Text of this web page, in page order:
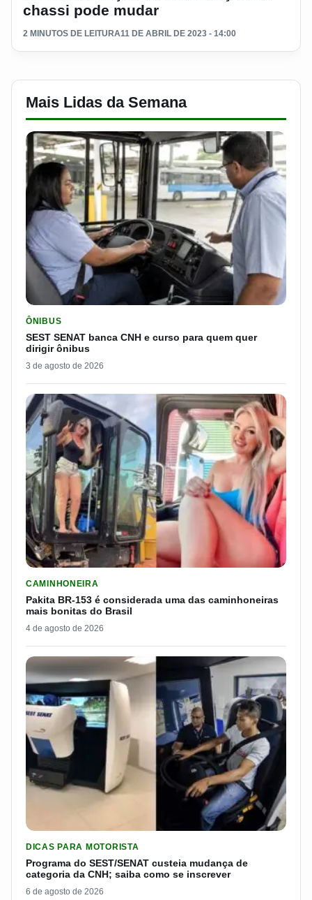
chassi pode mudar
2 MINUTOS DE LEITURA11 DE ABRIL DE 2023 - 14:00
Mais Lidas da Semana
ÔNIBUS
SEST SENAT banca CNH e curso para quem quer
dirigir ônibus
3 de agosto de 2026
CAMINHONEIRA
Pakita BR-153 é considerada uma das caminhoneiras
mais bonitas do Brasil
4 de agosto de 2026
DICAS PARA MOTORISTA
Programa do SEST/SENAT custeia mudança de
categoria da CNH; saiba como se inscrever
6 de agosto de 2026